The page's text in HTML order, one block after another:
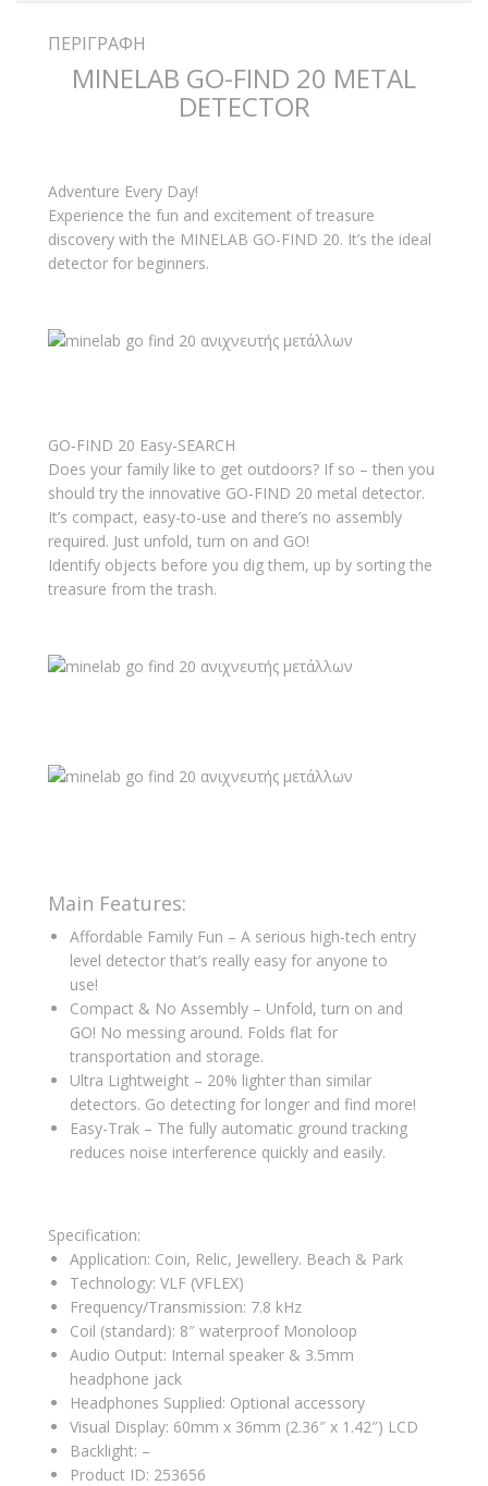
ΠΕΡΙΓΡΑΦΉ
MINELAB GO-FIND 20 METAL
DETECTOR
Adventure Every Day!
Experience the fun and excitement of treasure
discovery with the MINELAB GO-FIND 20. It’s the ideal
detector for beginners.
GO‑FIND 20 Easy-SEARCH
Does your family like to get outdoors? If so – then you
should try the innovative GO‑FIND 20 metal detector.
It’s compact, easy-to-use and there’s no assembly
required. Just unfold, turn on and GO!
Identify objects before you dig them, up by sorting the
treasure from the trash.
Main Features:
Affordable Family Fun – A serious high-tech entry
level detector that’s really easy for anyone to
use!
Compact & No Assembly – Unfold, turn on and
GO! No messing around. Folds flat for
transportation and storage.
Ultra Lightweight – 20% lighter than similar
detectors. Go detecting for longer and find more!
Easy-Trak – The fully automatic ground tracking
reduces noise interference quickly and easily.
Specification:
Application: Coin, Relic, Jewellery. Beach & Park
Technology: VLF (VFLEX)
Frequency/Transmission: 7.8 kHz
Coil (standard): 8″ waterproof Monoloop
Audio Output: Internal speaker & 3.5mm
headphone jack
Headphones Supplied: Optional accessory
Visual Display: 60mm x 36mm (2.36″ x 1.42″) LCD
Backlight: –
Product ID: 253656